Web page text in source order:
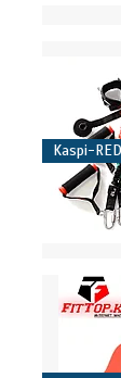
Kaspi-RED